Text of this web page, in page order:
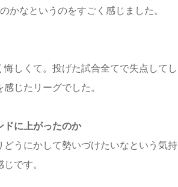
かなというのをすごく感じました。
しくて。投げた試合全てで失点してし
じたリーグでした。
に上がったのか
うにかして勢いづけたいなという気持
です。